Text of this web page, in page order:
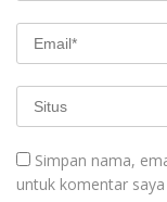
Simpan nama,
untuk komentar